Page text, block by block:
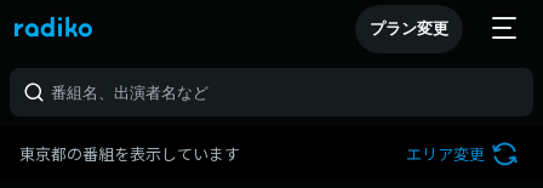
プラン変更
東京都の番組を表示しています エリア変更